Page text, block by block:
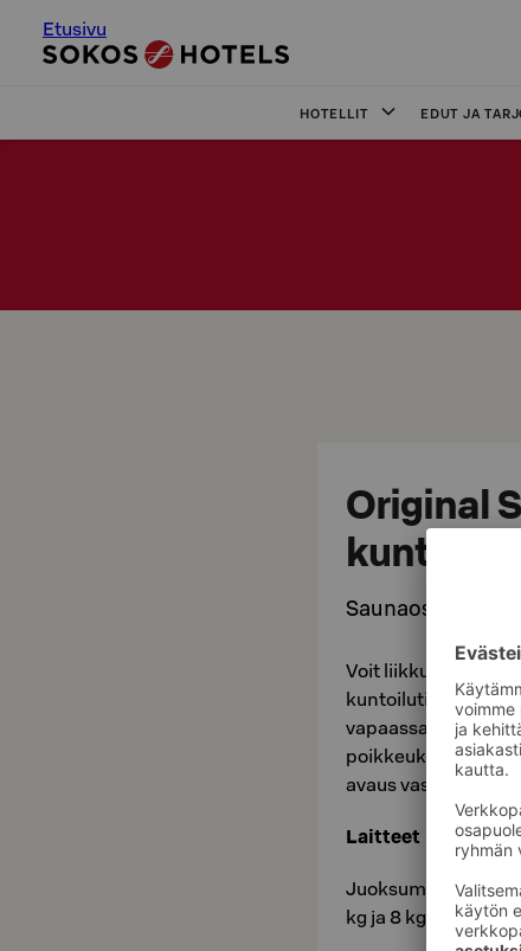
Etusivu
HOTELLIT EDUT JA
Original
kuntosali
Voit liikkua hien
kuntoilutilassa.
vapaassa käytössä
poikkeuksena
avaus vastaanotosta!
Laitteet
Juoksumatto,
kg ja 8 kg,